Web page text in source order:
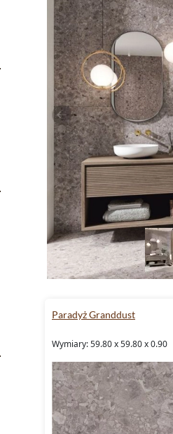
Paradyż Granddust
Wymiary: 59.80 x 59.80 x 0.90